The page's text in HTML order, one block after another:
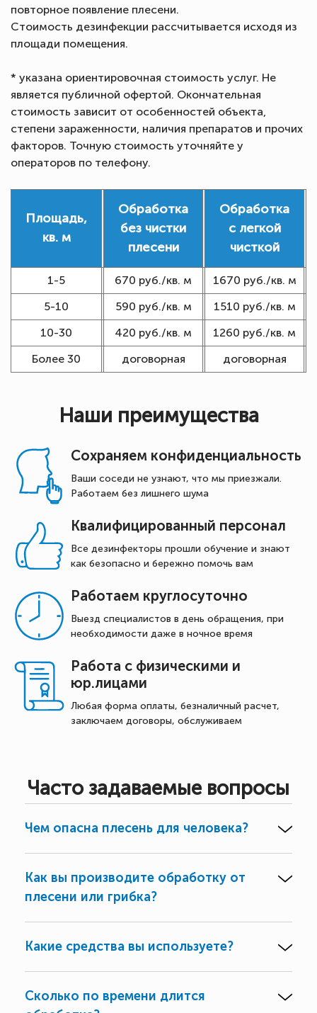
повторное появление плесени.
Стоимость дезинфекции рассчитывается исходя из
площади помещения.
* указана ориентировочная стоимость услуг. Не
является публичной офертой. Окончательная
стоимость зависит от особенностей объекта,
степени зараженности, наличия препаратов и прочих
факторов. Точную стоимость уточняйте у
операторов по телефону.
Площадь,
кв. м
Обработка
без чистки
плесени
Обработка
с легкой
чисткой
1-5 670 руб./кв. м 1670 руб./кв. м
5-10
590 руб./кв. м 1510 руб./кв. м
10-30
420 руб./кв. м 1260 руб./кв. м
Более 30
договорная договорная
Наши преимущества
Сохраняем конфиденциальность
Ваши соседи не узнают, что мы приезжали.
Работаем без лишнего шума
Квалифицированный персонал
Все дезинфекторы прошли обучение и знают
как безопасно и бережно помочь вам
Работаем круглосуточно
Выезд специалистов в день обращения, при
необходимости даже в ночное время
Работа с физическими и
юр.лицами
Любая форма оплаты, безналичный расчет,
заключаем договоры, обслуживаем
Часто задаваемые вопросы
Чем опасна плесень для человека?
Как вы производите обработку от
плесени или грибка?
Какие средства вы используете?
Сколько по времени длится